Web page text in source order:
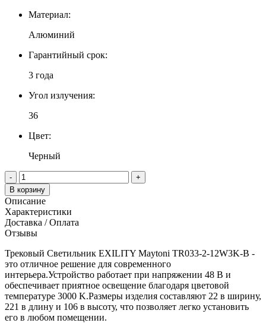
Материал:
Алюминий
Гарантийный срок:
3 года
Угол излучения:
36
Цвет:
Черный
-
+
В корзину
Описание
Характеристики
Доставка / Оплата
Отзывы
Трековый Светильник EXILITY Maytoni TR033-2-12W3K-B -
это отличное решение для современного
интерьера.Устройство работает при напряжении 48 В и
обеспечивает приятное освещение благодаря цветовой
температуре 3000 K.Размеры изделия составляют 22 в ширину,
221 в длину и 106 в высоту, что позволяет легко установить
его в любом помещении.